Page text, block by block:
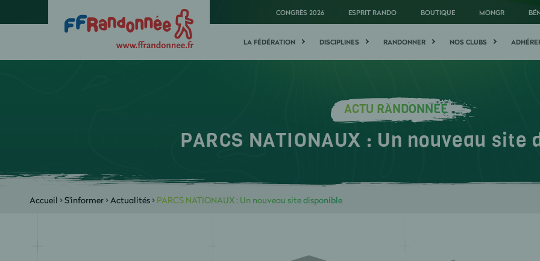
CONGRÈS 2026 ESPRIT RANDO BOUTIQUE MONGR
LA FÉDÉRATION DISCIPLINES RANDONNER NOS CLUBS
ACTU RANDONNÉE
PARCS NATIONAUX : Un nouveau site
Accueil >S'informer>Actualités> PARCS NATIONAUX : Un nouveau site disponible